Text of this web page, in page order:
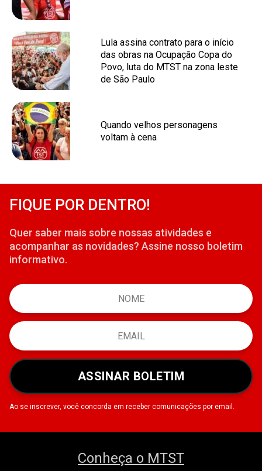
Lula assina contrato para o início
das obras na Ocupação Copa do
Povo, luta do MTST na zona leste
de São Paulo
Quando velhos personagens
voltam à cena
FIQUE POR DENTRO!
Quer saber mais sobre nossas atividades e
acompanhar as novidades? Assine nosso boletim
informativo.
ASSINAR BOLETIM
Ao se inscrever, você concorda em receber comunicações por email.
Conheça o MTST